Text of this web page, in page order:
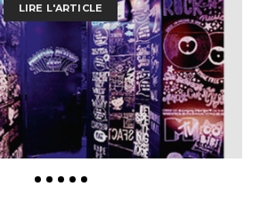
LIRE L'ARTICLE